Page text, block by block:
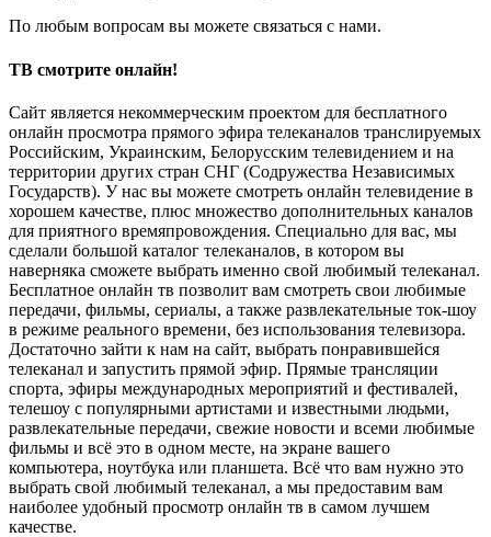
По любым вопросам вы можете связаться с нами.
ТВ смотрите онлайн!
Сайт является некоммерческим проектом для бесплатного
онлайн просмотра прямого эфира телеканалов транслируемых
Российским, Украинским, Белорусским телевидением и на
территории других стран СНГ (Содружества Независимых
Государств). У нас вы можете смотреть онлайн телевидение в
хорошем качестве, плюс множество дополнительных каналов
для приятного времяпровождения. Специально для вас, мы
сделали большой каталог телеканалов, в котором вы
наверняка сможете выбрать именно свой любимый телеканал.
Бесплатное онлайн тв позволит вам смотреть свои любимые
передачи, фильмы, сериалы, а также развлекательные ток-шоу
в режиме реального времени, без использования телевизора.
Достаточно зайти к нам на сайт, выбрать понравившейся
телеканал и запустить прямой эфир. Прямые трансляции
спорта, эфиры международных мероприятий и фестивалей,
телешоу с популярными артистами и известными людьми,
развлекательные передачи, свежие новости и всеми любимые
фильмы и всё это в одном месте, на экране вашего
компьютера, ноутбука или планшета. Всё что вам нужно это
выбрать свой любимый телеканал, а мы предоставим вам
наиболее удобный просмотр онлайн тв в самом лучшем
качестве.